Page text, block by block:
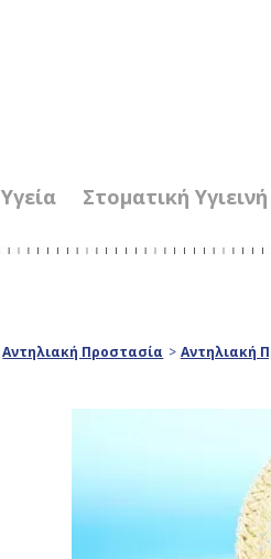
Υγεία Στοματική Υγιεινή
Αντηλιακή Προστασία > Αντηλιακή